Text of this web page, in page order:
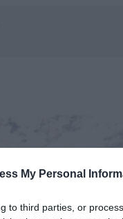
My Personal
to third parties, or